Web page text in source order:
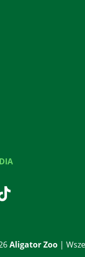
Aligator Zoo |